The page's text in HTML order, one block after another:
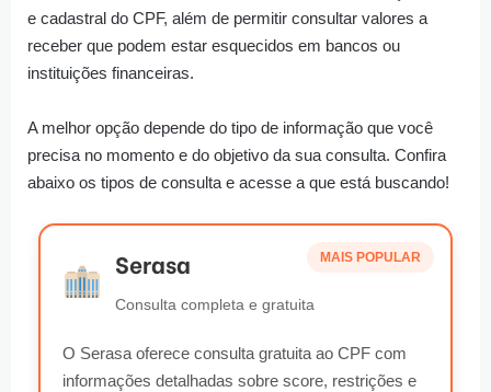
e cadastral do CPF, além de permitir consultar valores a
receber que podem estar esquecidos em bancos ou
instituições financeiras.
A melhor opção depende do tipo de informação que você
precisa no momento e do objetivo da sua consulta. Confira
abaixo os tipos de consulta e acesse a que está buscando!
MAIS POPULAR
Serasa
Consulta completa e gratuita
O Serasa oferece consulta gratuita ao CPF com
informações detalhadas sobre score, restrições e